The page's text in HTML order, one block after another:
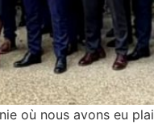
où nous avons eu